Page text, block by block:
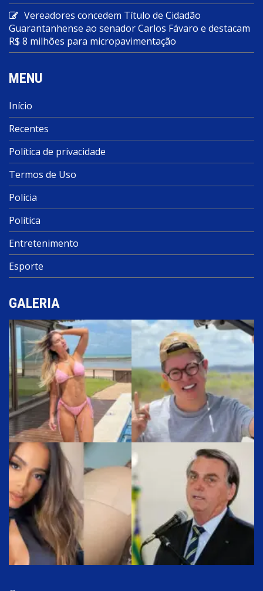
Vereadores concedem Título de Cidadão
Guarantanhense ao senador Carlos Fávaro e destacam
R$ 8 milhões para micropavimentação
MENU
Início
Recentes
Política de privacidade
Termos de Uso
Polícia
Política
Entretenimento
Esporte
GALERIA